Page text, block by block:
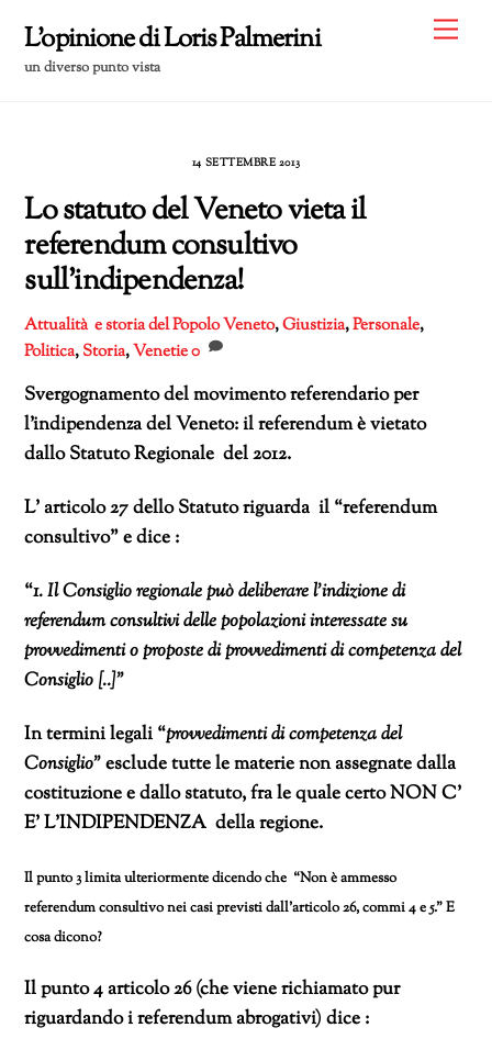
content
L'opinione di Loris Palmerini
un diverso punto vista
14 SETTEMBRE 2013
Lo statuto del Veneto vieta il
referendum consultivo
sull’indipendenza!
Attualità e storia del Popolo Veneto,Giustizia,Personale,
Politica,Storia,Venetie0
Svergognamento del movimento referendario per
l’indipendenza del Veneto: il referendum è vietato
dallo Statuto Regionale del 2012.
L’ articolo 27 dello Statuto riguarda il “referendum
consultivo” e dice :
“1. Il Consiglio regionale può deliberare l’indizione di
referendum consultivi delle popolazioni interessate su
provvedimenti o proposte di provvedimenti di competenza del
Consiglio [..]”
In termini legali “provvedimenti di competenza del
Consiglio”esclude tutte le materie non assegnate dalla
costituzione e dallo statuto, fra le quale certo NON C’
E’ L’INDIPENDENZA della regione.
Il punto 3 limita ulteriormentedicendo che “Non è ammesso
referendum consultivo nei casi previsti dall’articolo 26, commi 4 e 5.” E
cosa dicono?
Il punto 4 articolo 26 (che viene richiamato pur
riguardando i referendum abrogativi) dice :